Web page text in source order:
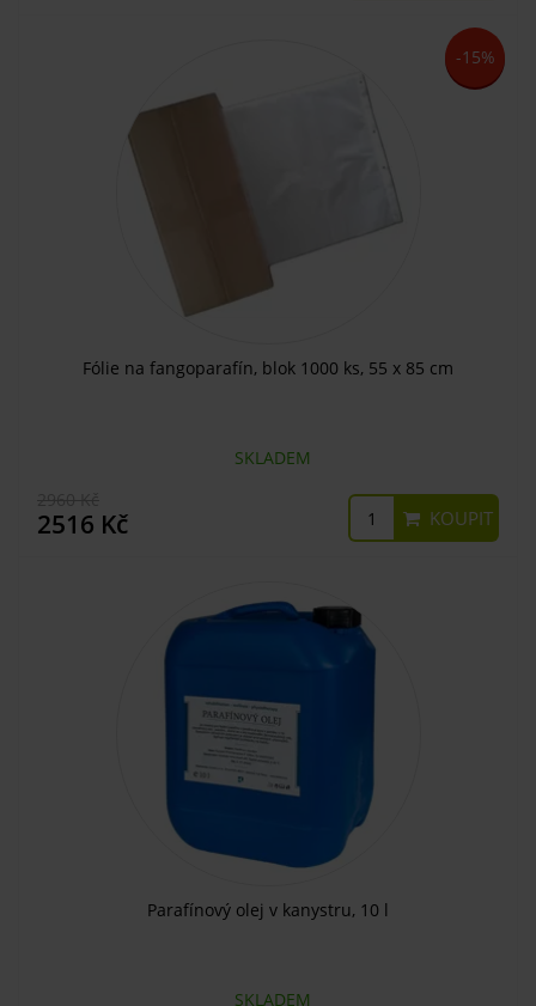
-15%
Fólie na fangoparafín, blok 1000 ks, 55 x 85 cm
SKLADEM
2516 Kč KOUPIT
Parafínový olej v kanystru, 10 l
SKLADEM